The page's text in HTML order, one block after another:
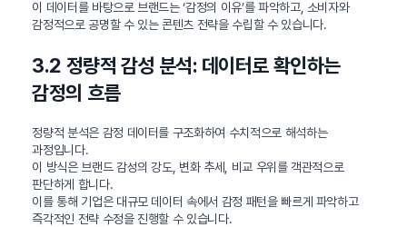
이 데이터를 바탕으로 브랜드는 ‘감정의 이유’를 파악하고, 소비자와
감정적으로 공명할 수 있는 콘텐츠 전략을 수립할 수 있습니다.
3.2 정량적 감성 분석: 데이터로 확인하는
감정의 흐름
정량적 분석은 감정 데이터를 구조화하여 수치적으로 해석하는
과정입니다.
이 방식은 브랜드 감성의 강도, 변화 추세, 비교 우위를 객관적으로
판단하게 합니다.
이를 통해 기업은 대규모 데이터 속에서 감정 패턴을 빠르게 파악하고
즉각적인 전략 수정을 진행할 수 있습니다.